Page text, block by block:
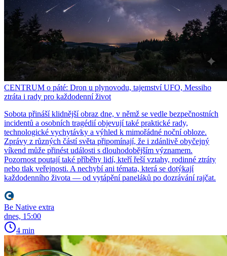
CENTRUM o páté: Dron u plynovodu, tajemství UFO, Messiho
ztráta i rady pro každodenní život
Sobota přináší klidnější obraz dne, v němž se vedle bezpečnostních
incidentů a osobních tragédií objevují také praktické rady,
technologické vychytávky a výhled k mimořádné noční obloze.
Zprávy z různých částí světa připomínají, že i zdánlivě obyčejný
víkend může přinést události s dlouhodobějším významem.
Pozornost poutají také příběhy lidí, kteří řeší vztahy, rodinné ztráty
nebo tlak veřejnosti. A nechybí ani témata, která se dotýkají
každodenního života — od vytápění paneláků po dozrávání rajčat.
Be Native extra
dnes, 15:00
4 min